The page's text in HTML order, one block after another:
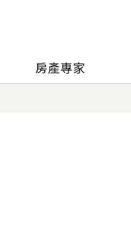
房產專家